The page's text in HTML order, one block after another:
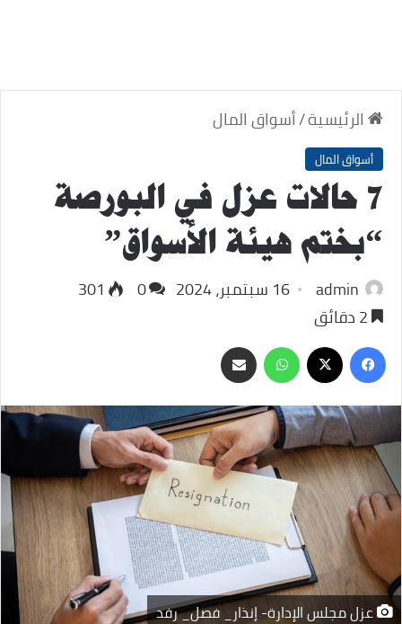
الرئيسية/أسواق المال
أسواق المال
7 حالات عزل في البورصة
“بختم هيئة الأسواق”
admin 16 سبتمبر، 2024 0
301
فيسبوك
‫X واتسابمشاركة
عبر
البريد
عزل مجلس الإدارة- إنذار_ فصل_ رفد